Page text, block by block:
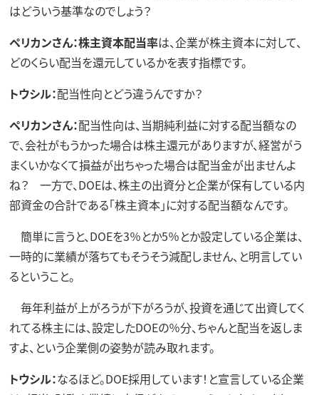
はどういう基準なのでしょう？
ペリカンさん：株主資本配当率は、企業が株主資本に対して、
どのくらい配当を還元しているかを表す指標です。
トウシル：配当性向とどう違うんですか？
ペリカンさん：配当性向は、当期純利益に対する配当額なの
で、会社がもうかった場合は株主還元がありますが、経営がう
まくいかなくて損益が出ちゃった場合は配当金が出ませんよ
ね？ 一方で、DOEは、株主の出資分と企業が保有している内
部資金の合計である「株主資本」に対する配当額なんです。
簡単に言うと、DOEを3％とか5％とか設定している企業は、
一時的に業績が落ちてもそうそう減配しません、と明言してい
るということ。
毎年利益が上がろうが下がろうが、投資を通じて出資してく
れてる株主には、設定したDOEの％分、ちゃんと配当を返しま
すよ、という企業側の姿勢が読み取れます。
トウシル：なるほど。DOE採用しています！と宣言している企業